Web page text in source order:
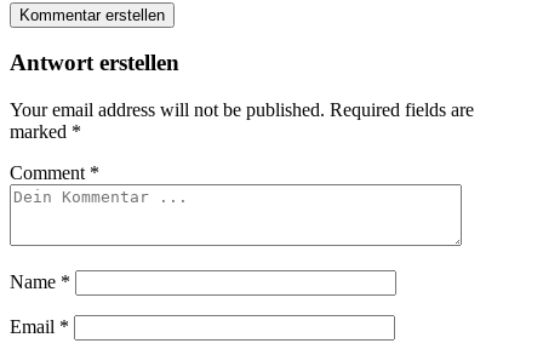
Kommentar erstellen
Antwort erstellen
Your email address will not be published. Required fields are
marked *
Comment *
Name *
Email *